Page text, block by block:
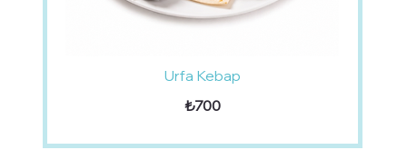
Urfa Kebap
₺700